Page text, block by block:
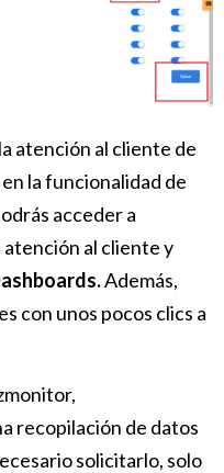
atención al cliente de
en la funcionalidad de
acceder a
atención al clientey
Además,
con unos pocos clics a
recopilación de datos
solicitarlo, solo